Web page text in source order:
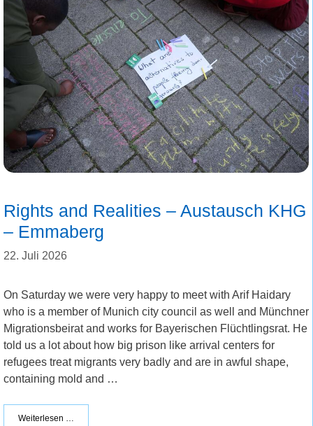
Rights and Realities – Austausch KHG
– Emmaberg
22. Juli 2026
On Saturday we were very happy to meet with Arif Haidary
who is a member of Munich city council as well and Münchner
Migrationsbeirat and works for Bayerischen Flüchtlingsrat. He
told us a lot about how big prison like arrival centers for
refugees treat migrants very badly and are in awful shape,
containing mold and …
Weiterlesen …